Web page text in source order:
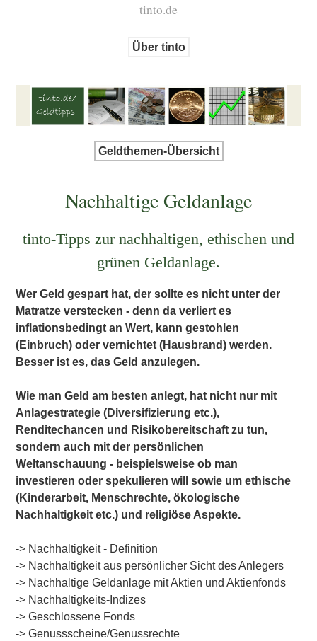
tinto.de
Über tinto
Geldthemen-Übersicht
Nachhaltige Geldanlage
tinto-Tipps zur nachhaltigen, ethischen und
grünen Geldanlage.
Wer Geld gespart hat, der sollte es nicht unter der
Matratze verstecken - denn da verliert es
inflationsbedingt an Wert, kann gestohlen
(Einbruch) oder vernichtet (Hausbrand) werden.
Besser ist es, das Geld anzulegen.
Wie man Geld am besten anlegt, hat nicht nur mit
Anlagestrategie (Diversifizierung etc.),
Renditechancen und Risikobereitschaft zu tun,
sondern auch mit der persönlichen
Weltanschauung - beispielsweise ob man
investieren oder spekulieren will sowie um ethische
(Kinderarbeit, Menschrechte, ökologische
Nachhaltigkeit etc.) und religiöse Aspekte.
-> Nachhaltigkeit - Definition
-> Nachhaltigkeit aus persönlicher Sicht des Anlegers
-> Nachhaltige Geldanlage mit Aktien und Aktienfonds
-> Nachhaltigkeits-Indizes
->Geschlossene Fonds
->Genussscheine/Genussrechte